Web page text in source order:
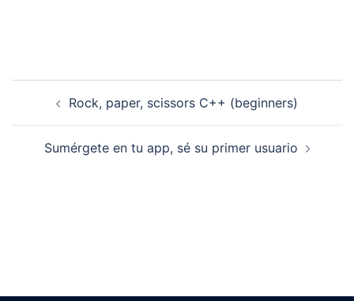
entradas
Rock, paper, scissors C++ (beginners)
Sumérgete en tu app, sé su primer usuario